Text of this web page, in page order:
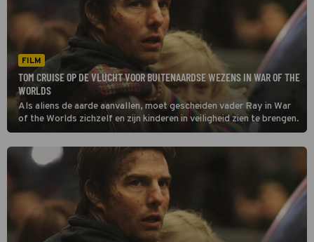
FILM
TOM CRUISE OP DE VLUCHT VOOR BUITENAARDSE WEZENS IN WAR OF THE
WORLDS
Als aliens de aarde aanvallen, moet gescheiden vader Ray in War
of the Worlds zichzelf en zijn kinderen in veiligheid zien te brengen.